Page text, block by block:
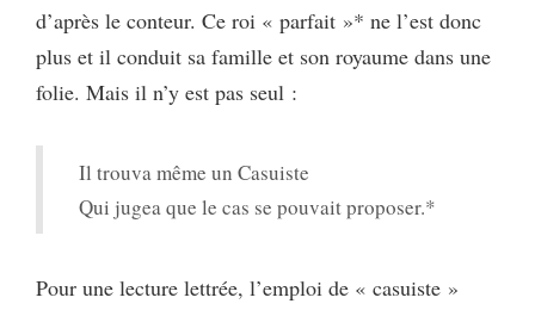
d’après le conteur. Ce roi « parfait »* ne l’est donc
plus et il conduit sa famille et son royaume dans une
folie. Mais il n’y est pas seul :
Il trouva même un Casuiste
Qui jugea que le cas se pouvait proposer.*
Pour une lecture lettrée, l’emploi de « casuiste »